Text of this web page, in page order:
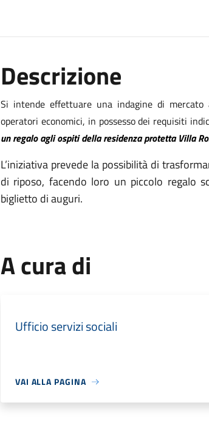
Descrizione
Si intende effettuare una indagine di
operatori economici, in possesso dei requisiti
un regalo agli ospiti della residenza protetta Villa
L’iniziativa prevede la possibilità di
di riposo, facendo loro un piccolo regalo
biglietto di auguri.
A cura di
Ufficio servizi sociali
VAI ALLA PAGINA